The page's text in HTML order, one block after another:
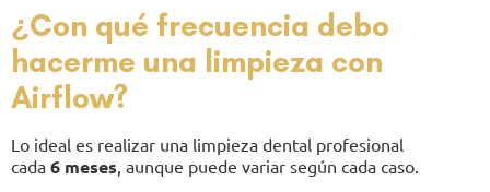
¿Con qué frecuencia debo
hacerme una limpieza con
Airflow?
Lo ideal es realizar una limpieza dental profesional
cada 6 meses, aunque puede variar según cada caso.